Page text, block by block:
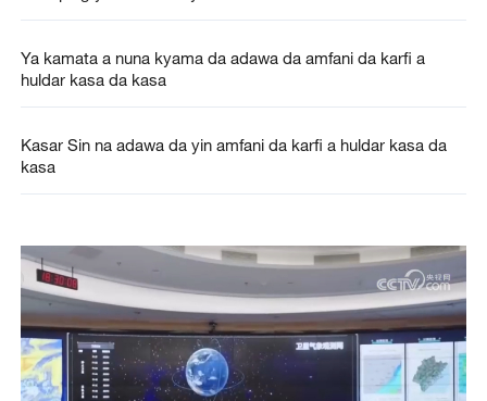
Ya kamata a nuna kyama da adawa da amfani da karfi a
huldar kasa da kasa
Kasar Sin na adawa da yin amfani da karfi a huldar kasa da
kasa